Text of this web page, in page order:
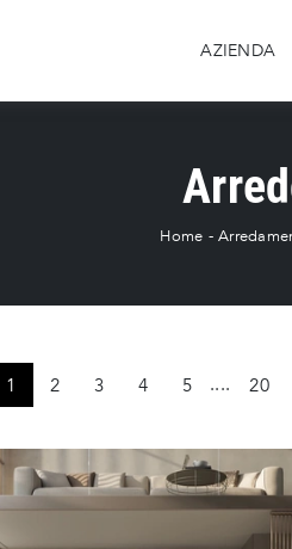
AZIENDA
Home -
1 2 3 4 5 .... 20